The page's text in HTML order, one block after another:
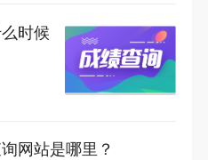
时候
网站是哪里？